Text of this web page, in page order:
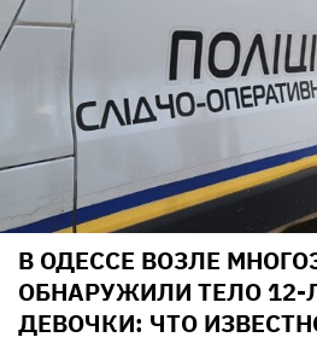
В ОДЕССЕ ВОЗЛЕ
ОБНАРУЖИЛИ ТЕЛО 12-
ДЕВОЧКИ: ЧТО